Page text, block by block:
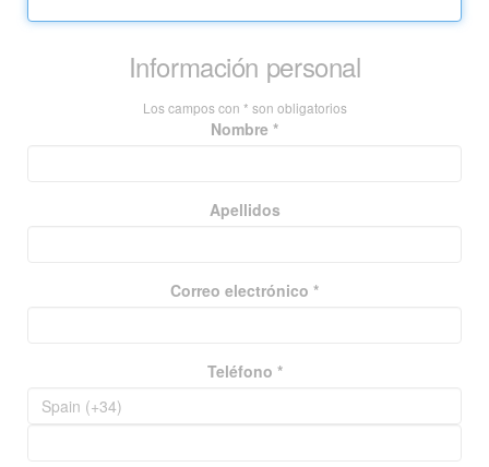
Información personal
Los campos con * son obligatorios
Nombre *
Apellidos
Correo electrónico *
Teléfono *